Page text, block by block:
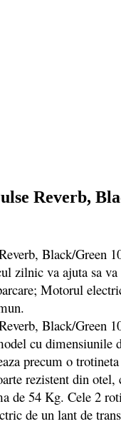
Reverb,
Black/Green
zilnic va ajuta sa
Motorul
Black/Green
cu
precum o
rezistent din
de 54 Kg. Cele 2
de un lant de